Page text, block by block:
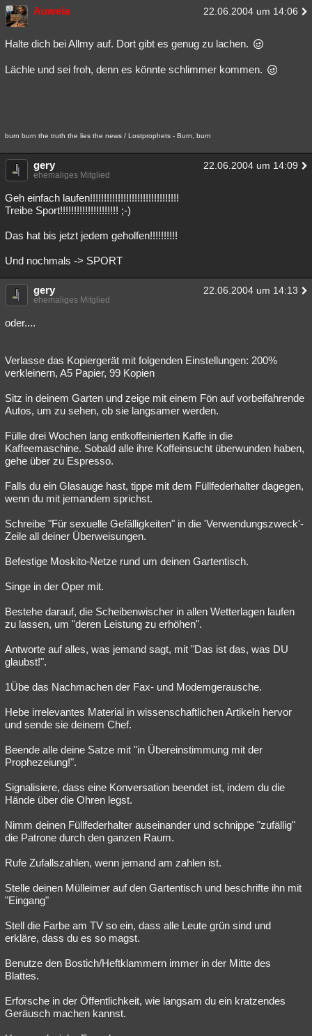
Auweia 22.06.2004 um 14:06
Halte dich bei Allmy auf. Dort gibt es genug zu lachen.
Lächle und sei froh, denn es könnte schlimmer kommen.
burn burn the truth the lies the news / Lostprophets - Burn, burn
gery 22.06.2004 um 14:09
ehemaliges Mitglied
Geh einfach laufen!!!!!!!!!!!!!!!!!!!!!!!!!!!!!!!!
Treibe Sport!!!!!!!!!!!!!!!!!!!!! ;-)
Das hat bis jetzt jedem geholfen!!!!!!!!!!
Und nochmals -> SPORT
gery 22.06.2004 um 14:13
ehemaliges Mitglied
oder....
Verlasse das Kopiergerät mit folgenden Einstellungen: 200%
verkleinern, A5 Papier, 99 Kopien
Sitz in deinem Garten und zeige mit einem Fön auf vorbeifahrende
Autos, um zu sehen, ob sie langsamer werden.
Fülle drei Wochen lang entkoffeinierten Kaffe in die
Kaffeemaschine. Sobald alle ihre Koffeinsucht überwunden haben,
gehe über zu Espresso.
Falls du ein Glasauge hast, tippe mit dem Füllfederhalter dagegen,
wenn du mit jemandem sprichst.
Schreibe "Für sexuelle Gefälligkeiten" in die 'Verwendungszweck'-
Zeile all deiner Überweisungen.
Befestige Moskito-Netze rund um deinen Gartentisch.
Singe in der Oper mit.
Bestehe darauf, die Scheibenwischer in allen Wetterlagen laufen
zu lassen, um "deren Leistung zu erhöhen".
Antworte auf alles, was jemand sagt, mit "Das ist das, was DU
glaubst!".
1Übe das Nachmachen der Fax- und Modemgerausche.
Hebe irrelevantes Material in wissenschaftlichen Artikeln hervor
und sende sie deinem Chef.
Beende alle deine Satze mit "in Übereinstimmung mit der
Prophezeiung!".
Signalisiere, dass eine Konversation beendet ist, indem du die
Hände über die Ohren legst.
Nimm deinen Füllfederhalter auseinander und schnippe "zufällig"
die Patrone durch den ganzen Raum.
Rufe Zufallszahlen, wenn jemand am zahlen ist.
Stelle deinen Mülleimer auf den Gartentisch und beschrifte ihn mit
"Eingang"
Stell die Farbe am TV so ein, dass alle Leute grün sind und
erkläre, dass du es so magst.
Benutze den Bostich/Heftklammern immer in der Mitte des
Blattes.
Erforsche in der Öffentlichkeit, wie langsam du ein kratzendes
Geräusch machen kannst.